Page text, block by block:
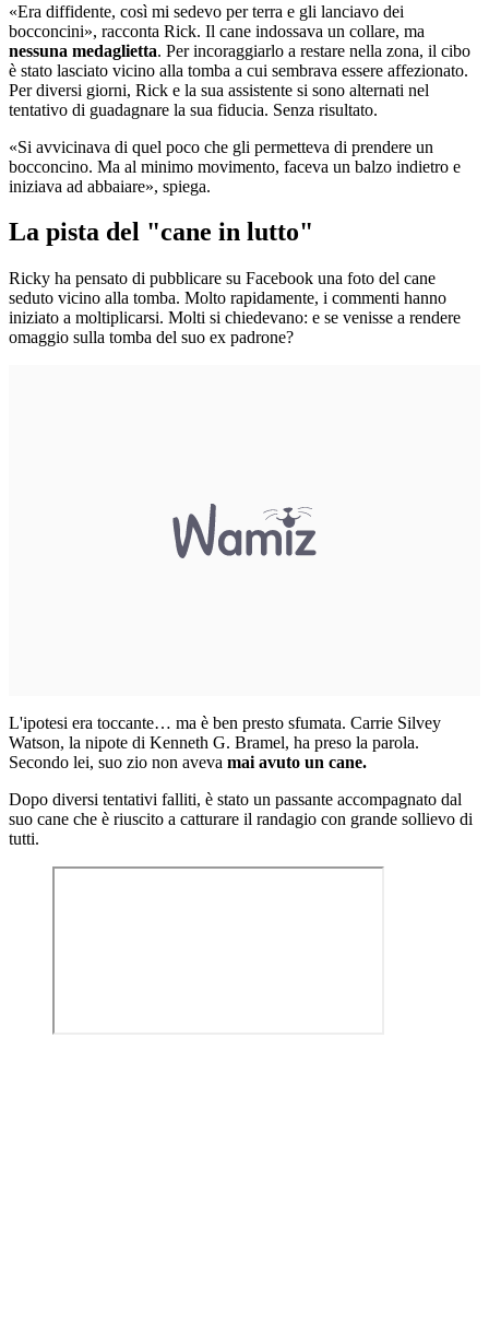
«Era diffidente, così mi sedevo per terra e gli lanciavo dei
bocconcini», racconta Rick. Il cane indossava un collare, ma
nessuna medaglietta. Per incoraggiarlo a restare nella zona, il cibo
è stato lasciato vicino alla tomba a cui sembrava essere affezionato.
Per diversi giorni, Rick e la sua assistente si sono alternati nel
tentativo di guadagnare la sua fiducia. Senza risultato.
«Si avvicinava di quel poco che gli permetteva di prendere un
bocconcino. Ma al minimo movimento, faceva un balzo indietro e
iniziava ad abbaiare», spiega.
La pista del "cane in lutto"
Ricky ha pensato di pubblicare su Facebook una foto del cane
seduto vicino alla tomba. Molto rapidamente, i commenti hanno
iniziato a moltiplicarsi. Molti si chiedevano: e se venisse a rendere
omaggio sulla tomba del suo ex padrone?
L'ipotesi era toccante… ma è ben presto sfumata. Carrie Silvey
Watson, la nipote di Kenneth G. Bramel, ha preso la parola.
Secondo lei, suo zio non aveva mai avuto un cane.
Dopo diversi tentativi falliti, è stato un passante accompagnato dal
suo cane che è riuscito a catturare il randagio con grande sollievo di
tutti.